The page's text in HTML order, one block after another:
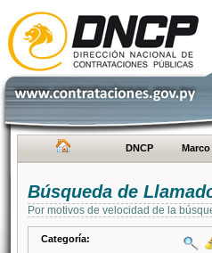
DNCP
Búsqueda de
Por motivos de velocidad de la
Categoría: